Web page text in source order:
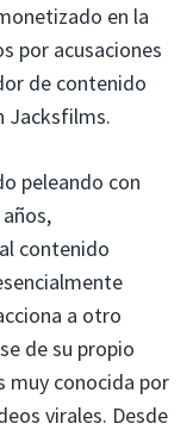
en la
por acusaciones
de contenido
Jacksfilms.
peleando con
contenido
a otro
de su propio
muy conocida por
virales. Desde